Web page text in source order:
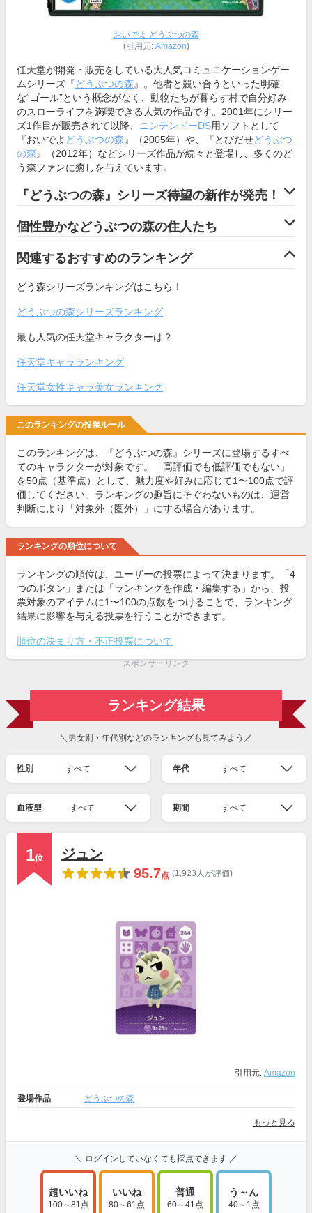
おいでよ どうぶつの森
(引用元: Amazon)
任天堂が開発・販売をしている大人気コミュニケーションゲー
ムシリーズ『どうぶつの森 』。他者と競い合うといった明確
な“ゴール”という概念がなく、動物たちが暮らす村で自分好み
のスローライフを満喫できる人気の作品です。2001年にシリー
ズ1作目が販売されて以降、
ニンテンドーDS用ソフトとして
『おいでよ どうぶつの森 』（2005年）や、『とびだせどうぶつ
の森 』（2012年）などシリーズ作品が続々と登場し、多くのど
う森ファンに癒しを与えています。
『どうぶつの森』シリーズ待望の新作が発売！
個性豊かなどうぶつの森の住人たち
関連するおすすめのランキング
どう森シリーズランキングはこちら！
どうぶつの森シリーズランキング
最も人気の任天堂キャラクターは？
任天堂キャラランキング
任天堂女性キャラ美女ランキング
このランキングの投票ルール
このランキングは、『どうぶつの森』シリーズに登場するすべ
てのキャラクターが対象です。「高評価でも低評価でもない」
を50点（基準点）として、魅力度や好みに応じて1〜100点で評
価してください。ランキングの趣旨にそぐわないものは、運営
判断により「対象外（圏外）」にする場合があります。
ランキングの順位について
ランキングの順位は、ユーザーの投票によって決まります。「4
つのボタン」または「ランキングを作成・編集する」から、投
票対象のアイテムに1〜100の点数をつけることで、ランキング
結果に影響を与える投票を行うことができます。
順位の決まり方・不正投票について
スポンサーリンク
ランキング結果
＼男女別・年代別などのランキングも見てみよう／
性別 すべて 年代 すべて
血液型 すべて 期間 すべて
1位
ジュン
95.7点 (1,923人が評価)
引用元: Amazon
登場作品 どうぶつの森
もっと見る
＼ ログインしていなくても採点できます ／
超いいね
100～81点
いいね
80～61点
普通
60～41点
う～ん
40～1点